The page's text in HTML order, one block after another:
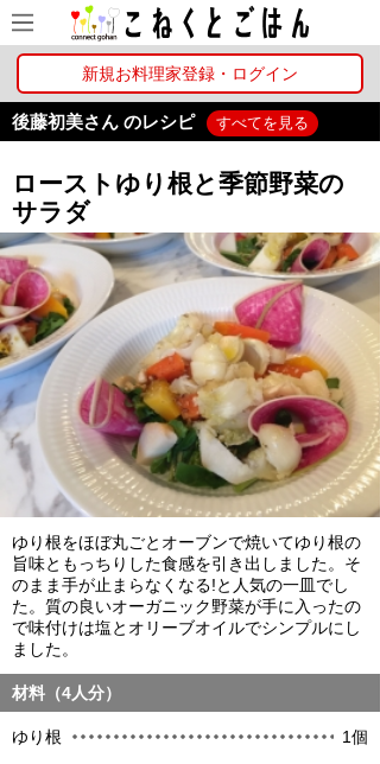
新規お料理家登録・ログイン
後藤初美さん のレシピ すべてを見る
ローストゆり根と季節野菜の
サラダ
ゆり根をほぼ丸ごとオーブンで焼いてゆり根の
旨味ともっちりした食感を引き出しました。そ
のまま手が止まらなくなる!と人気の一皿でし
た。質の良いオーガニック野菜が手に入ったの
で味付けは塩とオリーブオイルでシンプルにし
ました。
材料（4人分）
ゆり根 1個